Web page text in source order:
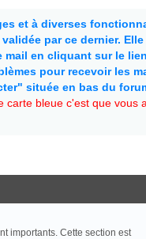
et à diverses
par ce dernier.
mail en cliquant sur le
pour recevoir les
située en bas du
bleue c'est que
importants. Cette section est